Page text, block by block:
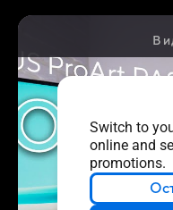
Switch to
online and
promotions.